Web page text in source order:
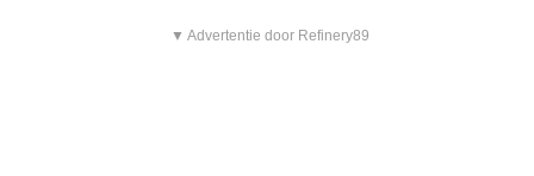
▼ Advertentie door Refinery89